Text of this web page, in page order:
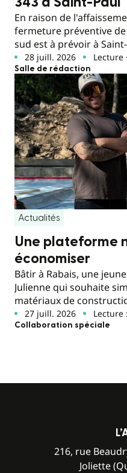
En raison de
fermeture préventive
sud est à prévoir à
28 juill. 2026 Lecture
Salle de rédaction
Actualités
Une plateforme
économiser
Bâtir à Rabais, une
Julienne qui souhaite
matériaux de
27 juill. 2026 Lecture
Collaboration spéciale
216, rue
Joliette